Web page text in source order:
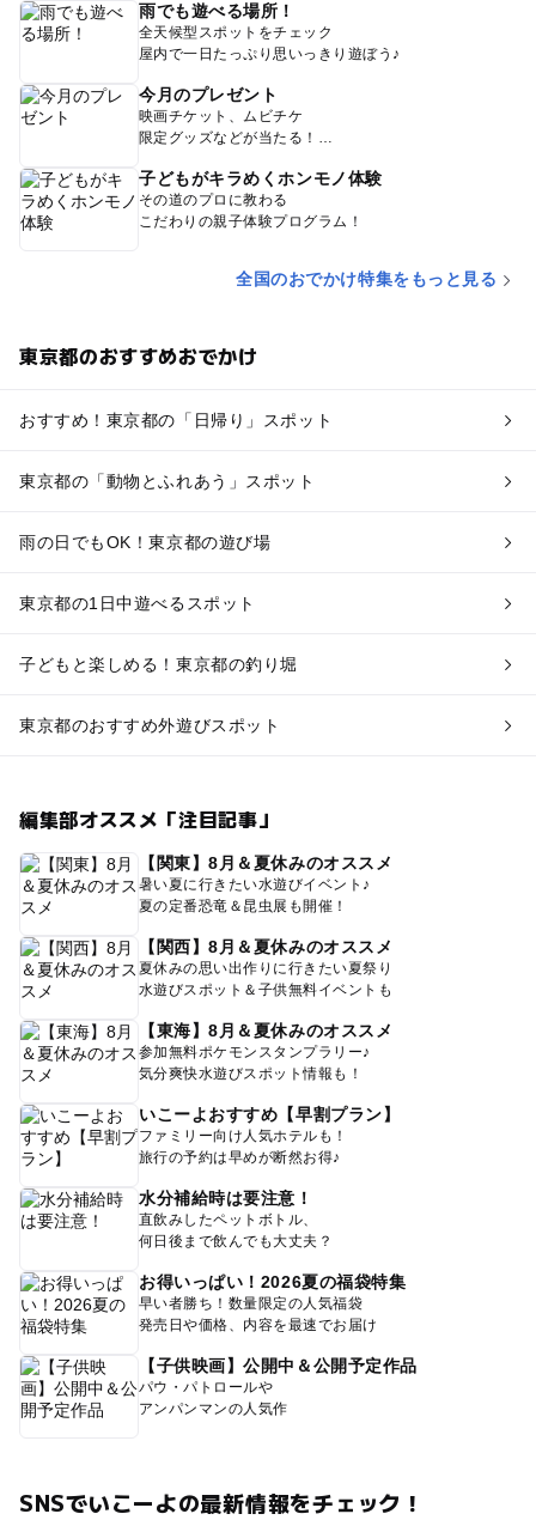
雨でも遊べる場所！
全天候型スポットをチェック
屋内で一日たっぷり思いっきり遊ぼう♪
今月のプレゼント
映画チケット、ムビチケ
限定グッズなどが当たる！
子どもがキラめくホンモノ体験
その道のプロに教わる
こだわりの親子体験プログラム！
全国のおでかけ特集をもっと見る
東京都のおすすめおでかけ
おすすめ！東京都の「日帰り」スポット
東京都の「動物とふれあう」スポット
雨の日でもOK！東京都の遊び場
東京都の1日中遊べるスポット
子どもと楽しめる！東京都の釣り堀
東京都のおすすめ外遊びスポット
編集部オススメ「注目記事」
【関東】8月＆夏休みのオススメ
暑い夏に行きたい水遊びイベント♪
夏の定番恐竜＆昆虫展も開催！
【関西】8月＆夏休みのオススメ
夏休みの思い出作りに行きたい夏祭り
水遊びスポット＆子供無料イベントも
【東海】8月＆夏休みのオススメ
参加無料ポケモンスタンプラリー♪
気分爽快水遊びスポット情報も！
いこーよおすすめ【早割プラン】
ファミリー向け人気ホテルも！
旅行の予約は早めが断然お得♪
水分補給時は要注意！
直飲みしたペットボトル、
何日後まで飲んでも大丈夫？
お得いっぱい！2026夏の福袋特集
早い者勝ち！数量限定の人気福袋
発売日や価格、内容を最速でお届け
【子供映画】公開中＆公開予定作品
パウ・パトロールや
アンパンマンの人気作
SNSでいこーよの最新情報をチェック！